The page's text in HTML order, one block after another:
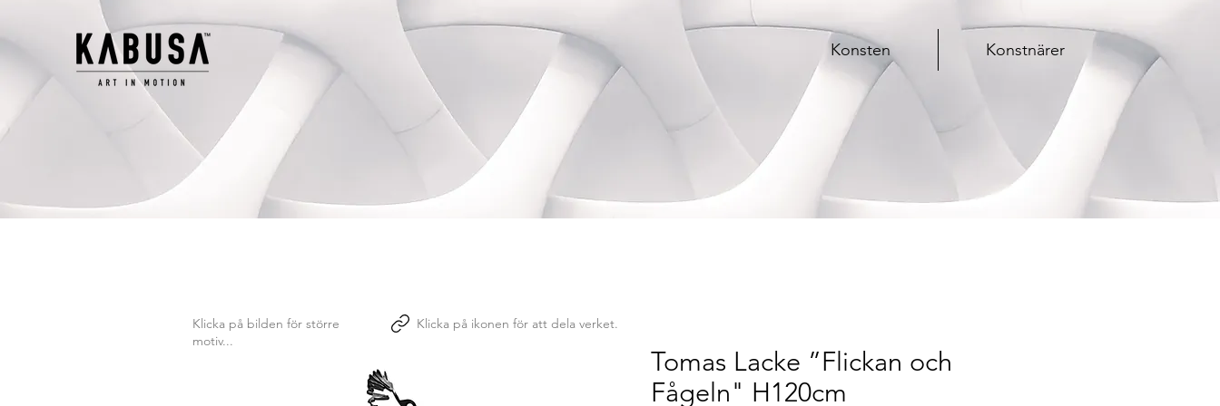
Konsten Konstnärer
Tomas Lacke ”Flickan och
Fågeln" H120cm
Klicka på bilden för större
motiv...
Klicka på ikonen för att dela verket.